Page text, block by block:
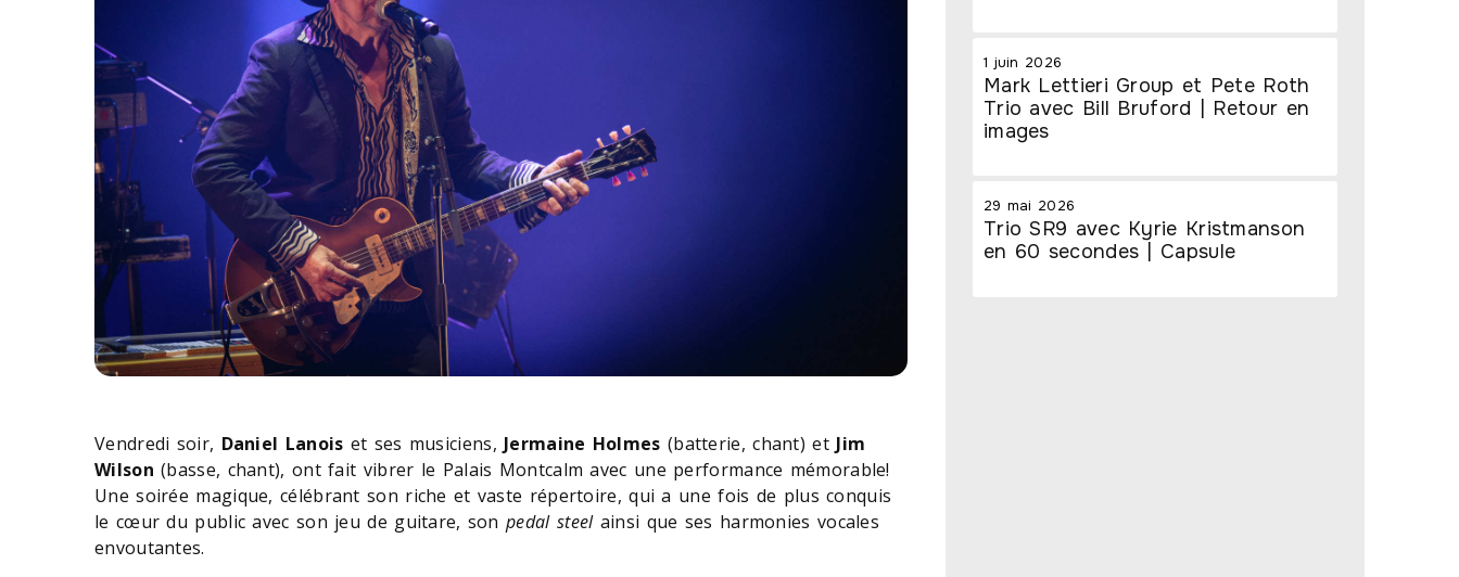
Vendredi soir, Daniel Lanois et ses musiciens, Jermaine Holmes (batterie, chant) et Jim
Wilson (basse, chant), ont fait vibrer le Palais Montcalm avec une performance mémorable!
Une soirée magique, célébrant son riche et vaste répertoire, qui a une fois de plus conquis
le cœur du public avec son jeu de guitare, sonpedal steelainsi que ses harmonies vocales
envoutantes.
1 juin 2026
Mark Lettieri Group et Pete Roth
Trio avec Bill Bruford | Retour en
images
29 mai 2026
Trio SR9 avec Kyrie Kristmanson
en 60 secondes | Capsule